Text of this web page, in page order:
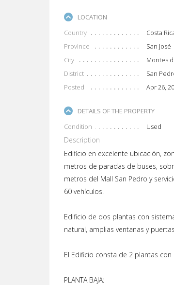
LOCATION
Country
Costa
Province
San José
City
Montes
District
San
Posted
Apr 26,
DETAILS OF THE PROPERTY
Condition
Used
Description
Edificio en excelente ubicación,
metros de paradas de buses,
metros del Mall San Pedro y
60 vehículos.
Edificio de dos plantas con
natural, amplias ventanas y
El Edificio consta de 2 plantas
PLANTA BAJA: